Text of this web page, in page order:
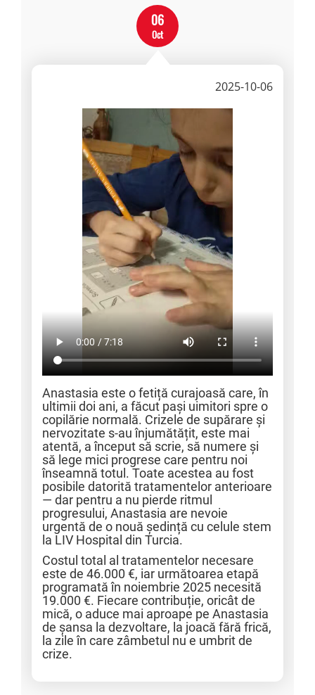
06
Oct
2025-10-06
Anastasia este o fetiță curajoasă care, în
ultimii doi ani, a făcut pași uimitori spre o
copilărie normală. Crizele de supărare și
nervozitate s-au înjumătățit, este mai
atentă, a început să scrie, să numere și
să lege mici progrese care pentru noi
înseamnă totul. Toate acestea au fost
posibile datorită tratamentelor anterioare
— dar pentru a nu pierde ritmul
progresului, Anastasia are nevoie
urgentă de o nouă ședință cu celule stem
la LIV Hospital din Turcia.
Costul total al tratamentelor necesare
este de 46.000 €, iar următoarea etapă
programată în noiembrie 2025 necesită
19.000 €. Fiecare contribuție, oricât de
mică, o aduce mai aproape pe Anastasia
de șansa la dezvoltare, la joacă fără frică,
la zile în care zâmbetul nu e umbrit de
crize.